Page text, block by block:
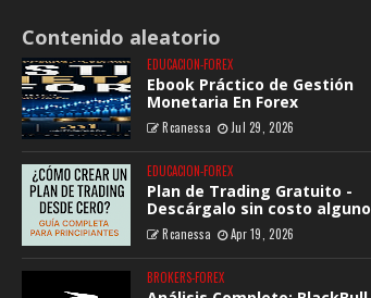
Contenido aleatorio
EDUCACION-FOREX
Ebook Práctico de Gestión
Monetaria En Forex
Rcanessa Jul 29, 2026
EDUCACION-FOREX
Plan de Trading Gratuito -
Descárgalo sin costo alguno
Rcanessa Apr 19, 2026
BROKERS-FOREX